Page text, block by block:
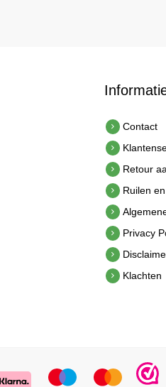
Contact
Retour
Ruilen
Privacy
Klachten